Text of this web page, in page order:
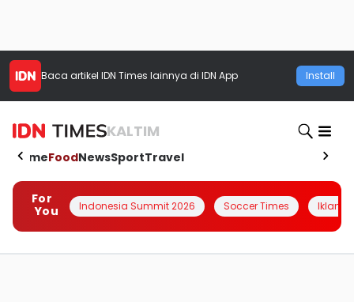
Baca artikel IDN Times lainnya di IDN App Install
KALTIM
HomeFoodNewsSportTravel
For
You
Indonesia Summit 2026 Soccer Times Iklanin